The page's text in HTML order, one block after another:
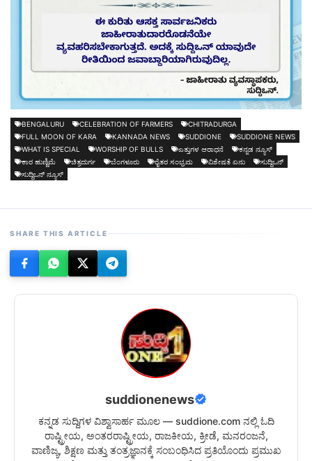
BENGALURU CELEBRATION OF FARMERS
CHITRADURGA
FULL MOON OF KARA
KANNADA NEWS SUDDIONE
SUDDIONE NEWS
WHAT IS SPECIAL
WORSHIP OF BULLS ಎತ್ತುಗಳ ಆರಾಧನೆ
ಕನ್ನಡ ನ್ಯೂಸ್
ಕಾರ ಹುಣ್ಣಿಮೆ
ಚಿತ್ರದುರ್ಗ ಬೆಂಗಳೂರು ರೈತರ ಸಂಭ್ರಮ ವಿಶೇಷತೆ ಏನು
ಸುದ್ದಿಒನ್
ಸುದ್ದಿಒನ್ ನ್ಯೂಸ್
SHARE THIS ARTICLE
suddionenews
ಕನ್ನಡ ಸುದ್ದಿಗಳ ವಿಶ್ವಾಸಾರ್ಹ ಮೂಲ — suddione.com ನಲ್ಲಿ ಓದಿ
ರಾಷ್ಟ್ರೀಯ, ಅಂತರರಾಷ್ಟ್ರೀಯ, ರಾಜಕೀಯ, ಕ್ರೀಡೆ, ಮನರಂಜನೆ,
ವಾಣಿಜ್ಯ, ಶಿಕ್ಷಣ ಮತ್ತು ತಂತ್ರಜ್ಞಾನಕ್ಕೆ ಸಂಬಂಧಿಸಿದ ಪ್ರತಿಯೊಂದು ಪ್ರಮುಖ